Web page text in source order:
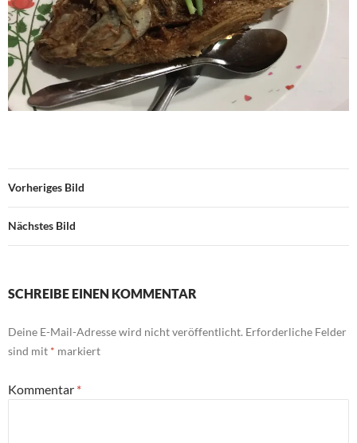
Vorheriges Bild
Nächstes Bild
SCHREIBE EINEN KOMMENTAR
Deine E-Mail-Adresse wird nicht veröffentlicht. Erforderliche Felder
sind mit * markiert
Kommentar *